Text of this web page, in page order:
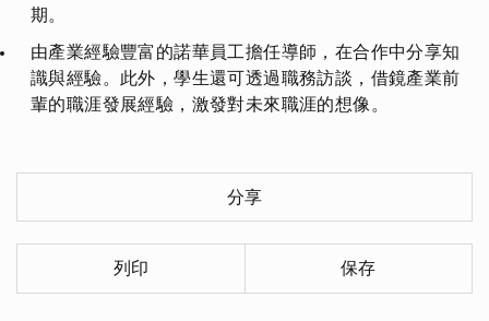
期。
由產業經驗豐富的諾華員工擔任導師，在合作中分享知
識與經驗。此外，學生還可透過職務訪談，借鏡產業前
輩的職涯發展經驗，激發對未來職涯的想像。
分享
列印 保存